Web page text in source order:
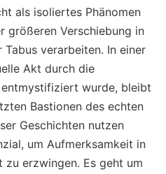
als isoliertes Phänomen
größeren Verschiebung in
verarbeiten. In einer
Akt durch die
wurde, bleibt
Bastionen des echten
Geschichten nutzen
um Aufmerksamkeit in
erzwingen. Es geht um